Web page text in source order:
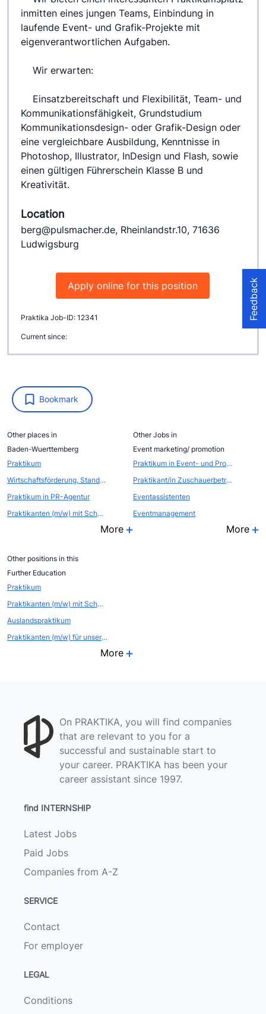
Bookmark
Other places in
Baden-Wuerttemberg
Praktikum
Wirtschaftsförderung, Standort- und Citymarketing
Praktikum in PR-Agentur
Praktikanten (m/w) mit Schwerpunkt Videoproduktion für unser Internet-Portal und unsere Web-Agentur
More
Other Jobs in
Event marketing/ promotion
Praktikum in Event- und Promotionagentur
Praktikant/in Zuschauerbetreuung
Eventassistenten
Eventmanagement
More
Other positions in this
Further Education
Praktikum
Praktikanten (m/w) mit Schwerpunkt Videoproduktion für unser Internet-Portal und unsere Web-Agentur
Auslandspraktikum
Praktikanten (m/w) für unser Jugendportal stimmt.de
More
inmitten eines jungen Teams, Einbindung in
laufende Event- und Grafik-Projekte mit
eigenverantwortlichen Aufgaben.
Wir erwarten:
Kommunikationsfähigkeit, Grundstudium
Kommunikationsdesign- oder Grafik-Design oder
eine vergleichbare Ausbildung, Kenntnisse in
Photoshop, Illustrator, InDesign und Flash, sowie
einen gültigen Führerschein Klasse B und
Kreativität.
Location
berg@pulsmacher.de, Rheinlandstr.10, 71636
Ludwigsburg
Apply online for this position
Praktika Job-ID: 12341
Current since:
On PRAKTIKA, you will find companies
that are relevant to you for a
successful and sustainable start to
your career. PRAKTIKA has been your
career assistant since 1997.
find INTERNSHIP
Latest Jobs
Paid Jobs
Companies from A-Z
SERVICE
Contact
For employer
LEGAL
Conditions
Feedback